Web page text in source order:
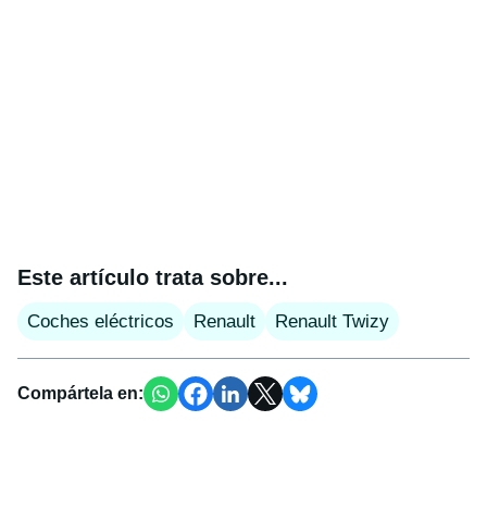
Este artículo trata sobre...
Coches eléctricos Renault Renault Twizy
Compártela en: